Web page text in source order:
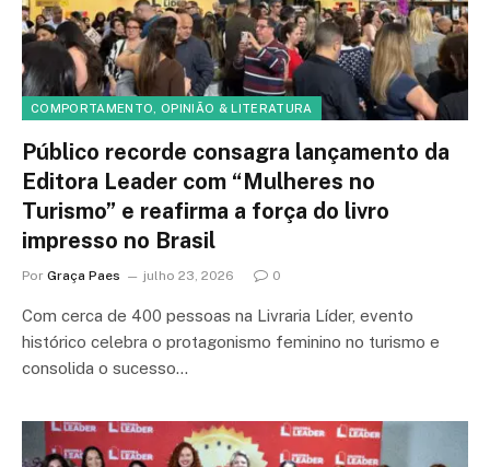
COMPORTAMENTO, OPINIÃO & LITERATURA
Público recorde consagra lançamento da
Editora Leader com “Mulheres no
Turismo” e reafirma a força do livro
impresso no Brasil
Por Graça Paes julho 23, 2026 0
Com cerca de 400 pessoas na Livraria Líder, evento
histórico celebra o protagonismo feminino no turismo e
consolida o sucesso…